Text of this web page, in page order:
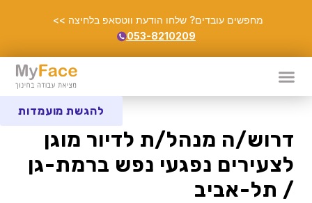
מחפשים עובדים? שלחו הודעת ווטסאפ בלחיצה >>
053-8210209
דרוש/ה מנהל/ת לדיור מוגן
לצעירים נפגעי נפש ברמת-גן
/ תל-אביב
להגשת מועמדות